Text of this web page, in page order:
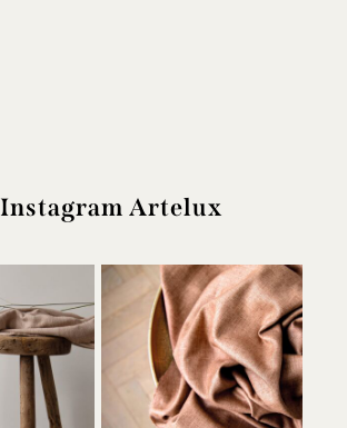
Instagram Artelux